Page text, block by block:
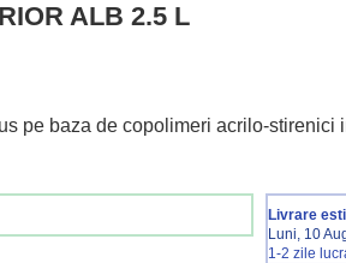
ALB 2.5 L
pe baza de copolimeri acrilo-
Livrare
Luni, 10
1-2 zile